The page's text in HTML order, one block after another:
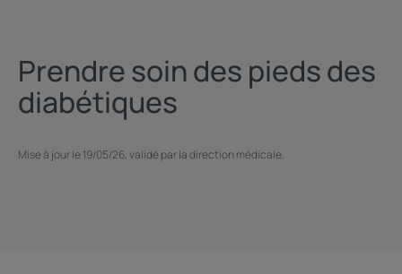
Prendre soin des pieds des
diabétiques
Mise à jour le19/05/26, validé parla direction médicale.